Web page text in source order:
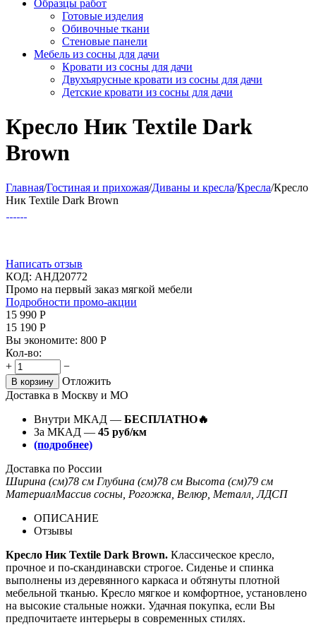
Образцы работ
Готовые изделия
Обивочные ткани
Стеновые панели
Мебель из сосны для дачи
Кровати из сосны для дачи
Двухъярусные кровати из сосны для дачи
Детские кровати из сосны для дачи
Кресло Ник Textile Dark
Brown
Главная/Гостиная и прихожая/Диваны и кресла/Кресла/Кресло
Ник Textile Dark Brown
Написать отзыв
КОД: АНД20772
Промо на первый заказ мягкой мебели
Подробности промо-акции
15 990 Р
15 190 Р
Вы экономите: 800 Р
Кол-во:
+
−
В корзину
Отложить
Доставка в Москву и МО
Внутри МКАД — БЕСПЛАТНО🔥
За МКАД — 45 руб/км
(подробнее)
Доставка по России
Ширина (см)78 см Глубина (см)78 см Высота (см)79 см
МатериалМассив сосны, Рогожка, Велюр, Металл, ЛДСП
ОПИСАНИЕ
Отзывы
Кресло Ник Textile Dark Brown. Классическое кресло,
прочное и по-скандинавски строгое. Сиденье и спинка
выполнены из деревянного каркаса и обтянуты плотной
мебельной тканью. Кресло мягкое и комфортное, установлено
на высокие стальные ножки. Удачная покупка, если Вы
предпочитаете интерьеры в современных стилях.